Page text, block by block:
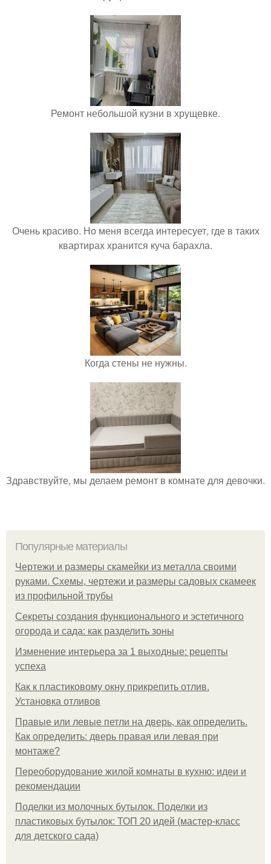
Ремонт небольшой кузни в хрущевке.
Очень красиво. Но меня всегда интересует, где в таких
квартирах хранится куча барахла.
Когда стены не нужны.
Здравствуйте, мы делаем ремонт в комнате для девочки.
Популярные материалы
Чертежи и размеры скамейки из металла своими
руками. Схемы, чертежи и размеры садовых скамеек
из профильной трубы
Секреты создания функционального и эстетичного
огорода и сада: как разделить зоны
Изменение интерьера за 1 выходные: рецепты
успеха
Как к пластиковому окну прикрепить отлив.
Установка отливов
Правые или левые петли на дверь, как определить.
Как определить: дверь правая или левая при
монтаже?
Переоборудование жилой комнаты в кухню: идеи и
рекомендации
Поделки из молочных бутылок. Поделки из
пластиковых бутылок: ТОП 20 идей (мастер-класс
для детского сада)